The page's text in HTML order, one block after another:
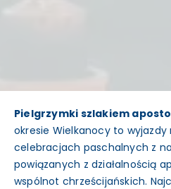
Pielgrzymki szlakiem
okresie Wielkanocy to wyjazdy
celebracjach paschalnych z
powiązanych z działalnością
wspólnot chrześcijańskich.